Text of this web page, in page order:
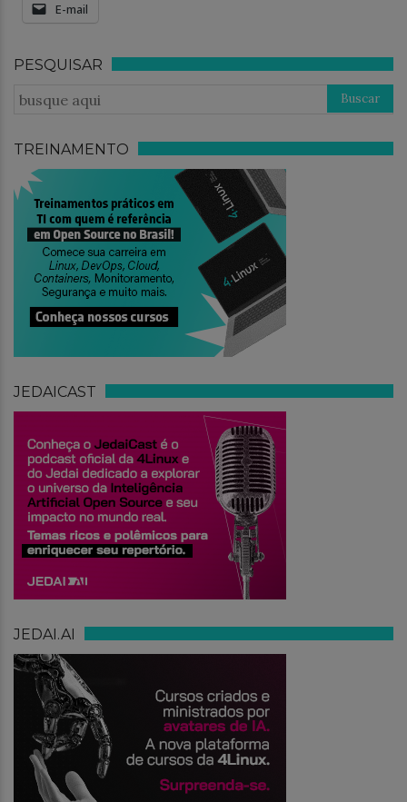
E-mail
PESQUISAR
TREINAMENTO
JEDAICAST
JEDAI.AI